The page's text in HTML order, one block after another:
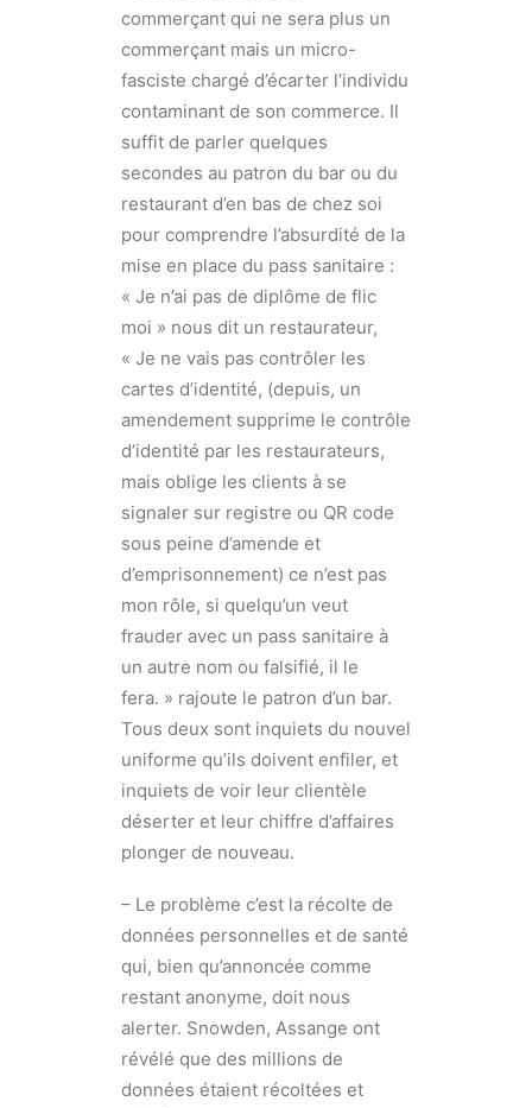
commerçant qui ne sera plus un
commerçant mais un micro-
fasciste chargé d’écarter l’individu
contaminant de son commerce. Il
suffit de parler quelques
secondes au patron du bar ou du
restaurant d’en bas de chez soi
pour comprendre l’absurdité de la
mise en place du pass sanitaire :
« Je n’ai pas de diplôme de flic
moi » nous dit un restaurateur,
« Je ne vais pas contrôler les
cartes d’identité, (depuis, un
amendement supprime le contrôle
d’identité par les restaurateurs,
mais oblige les clients à se
signaler sur registre ou QR code
sous peine d’amende et
d’emprisonnement) ce n’est pas
mon rôle, si quelqu’un veut
frauder avec un pass sanitaire à
un autre nom ou falsifié, il le
fera. » rajoute le patron d’un bar.
Tous deux sont inquiets du nouvel
uniforme qu’ils doivent enfiler, et
inquiets de voir leur clientèle
déserter et leur chiffre d’affaires
plonger de nouveau.
– Le problème c’est la récolte de
données personnelles et de santé
qui, bien qu’annoncée comme
restant anonyme, doit nous
alerter. Snowden, Assange ont
révélé que des millions de
données étaient récoltées et